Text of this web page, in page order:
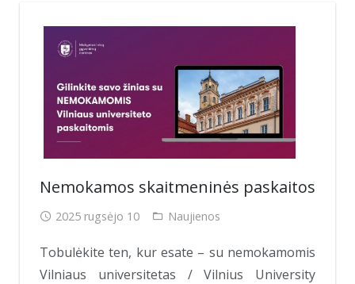
Nemokamos skaitmeninės paskaitos
2025 rugsėjo 10 Naujienos
Tobulėkite ten, kur esate – su nemokamomis
Vilniaus universitetas / Vilnius University